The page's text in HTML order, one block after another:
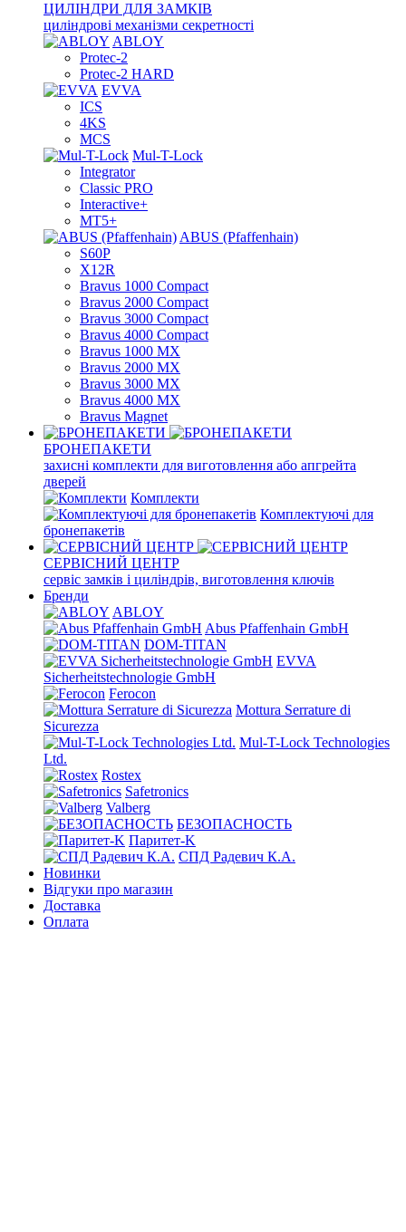
ЦИЛІНДРИ ДЛЯ ЗАМКІВ
циліндрові механізми секретності
ABLOY
Protec-2
Protec-2 HARD
EVVA
ICS
4KS
MCS
Mul-T-Lock
Integrator
Classic PRO
Interactive+
MT5+
ABUS (Pfaffenhain)
S60P
X12R
Bravus 1000 Compact
Bravus 2000 Compact
Bravus 3000 Compact
Bravus 4000 Compact
Bravus 1000 MX
Bravus 2000 MX
Bravus 3000 MX
Bravus 4000 MX
Bravus Magnet
БРОНЕПАКЕТИ
захисні комплекти для виготовлення або апгрейта
дверей
Комплекти
Комплектуючі для
бронепакетів
СЕРВІСНИЙ ЦЕНТР
сервіс замків і циліндрів, виготовлення ключів
Бренди
ABLOY
Abus Pfaffenhain GmbH
DOM-TITAN
EVVA
Sicherheitstechnologie GmbH
Ferocon
Mottura Serrature di
Sicurezza
Mul-T-Lock Technologies
Ltd.
Rostex
Safetronics
Valberg
БЕЗОПАСНОСТЬ
Паритет-K
СПД Радевич К.А.
Новинки
Відгуки про магазин
Доставка
Оплата